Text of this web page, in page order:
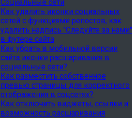
Социальные сети
Как удалить иконки социальных
сетей с функциями репостов, как
удалить надпись "Следуйте за нами"
в футере сайта
Как убрать в мобильной версии
сайта иконки расшаривания в
социальные сети?
Как разместить собственное
превью страницы для корректного
отображения в соцсетях?
Как отключить виджеты, ссылки и
возможность расшаривания